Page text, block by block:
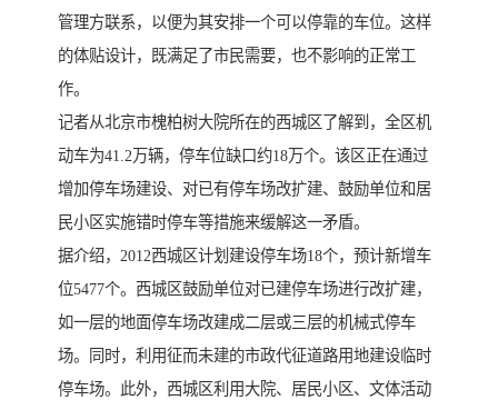
管理方联系，以便为其安排一个可以停靠的车位。这样
的体贴设计，既满足了市民需要，也不影响的正常工
作。
记者从北京市槐柏树大院所在的西城区了解到，全区机
动车为41.2万辆，停车位缺口约18万个。该区正在通过
增加停车场建设、对已有停车场改扩建、鼓励单位和居
民小区实施错时停车等措施来缓解这一矛盾。
据介绍，2012西城区计划建设停车场18个，预计新增车
位5477个。西城区鼓励单位对已建停车场进行改扩建，
如一层的地面停车场改建成二层或三层的机械式停车
场。同时，利用征而未建的市政代征道路用地建设临时
停车场。此外，西城区利用大院、居民小区、文体活动